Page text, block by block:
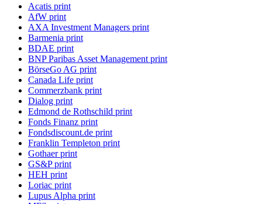
Acatis print
AfW print
AXA Investment Managers print
Barmenia print
BDAE print
BNP Paribas Asset Management print
BörseGo AG print
Canada Life print
Commerzbank print
Dialog print
Edmond de Rothschild print
Fonds Finanz print
Fondsdiscount.de print
Franklin Templeton print
Gothaer print
GS&P print
HEH print
Loriac print
Lupus Alpha print